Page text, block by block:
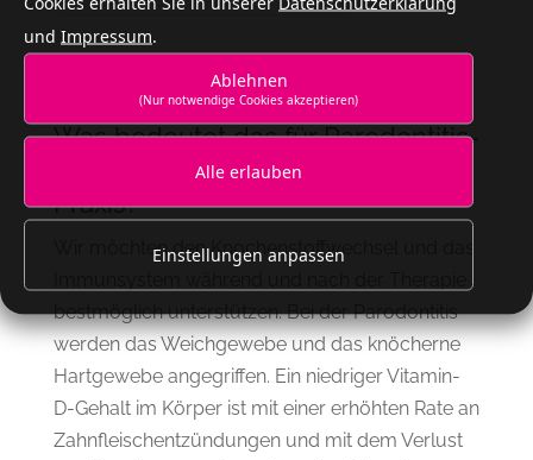
Was bedeutet das für Parodontitis-
und Implantatpatienten in unserer
Praxis?
Wir möchten den Knochenstoffwechsel und das
bestmöglich unterstützen. Bei der Parodontitis
werden das Weichgewebe und das knöcherne
Hartgewebe angegriffen. Ein niedriger Vitamin-
D-Gehalt im Körper ist mit einer erhöhten Rate an
Zahnfleischentzündungen und mit dem Verlust
und Impressum.
Ablehnen
(Nur notwendige Cookies akzeptieren)
Alle erlauben
Einstellungen anpassen